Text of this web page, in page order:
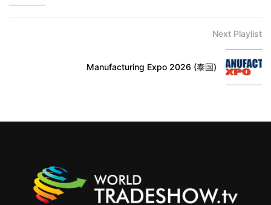
Next Playlist
Manufacturing Expo 2026 (泰国)